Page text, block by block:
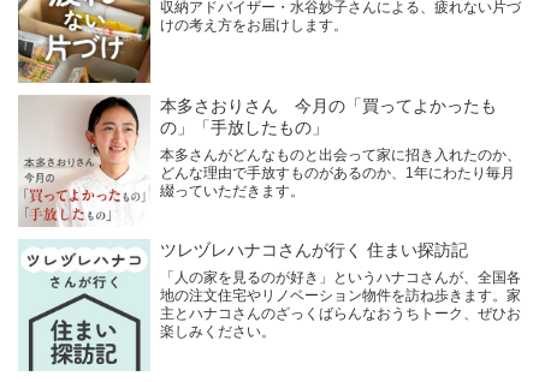
収納アドバイザー・水谷妙子さんによる、疲れない片づ
けの考え方をお届けします。
本多さおりさん 今月の「買ってよかったも
の」「手放したもの」
本多さんがどんなものと出会って家に招き入れたのか、
どんな理由で手放すものがあるのか、1年にわたり毎月
綴っていただきます。
ツレヅレハナコさんが行く 住まい探訪記
「人の家を見るのが好き」というハナコさんが、全国各
地の注文住宅やリノベーション物件を訪ね歩きます。家
主とハナコさんのざっくばらんなおうちトーク、ぜひお
楽しみください。